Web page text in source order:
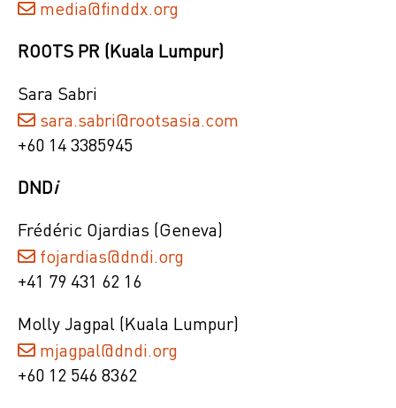
media@finddx.org
ROOTS PR (Kuala Lumpur)
Sara Sabri
sara.sabri@rootsasia.com
+60 14 3385945
DNDi
Frédéric Ojardias (Geneva)
fojardias@dndi.org
+41 79 431 62 16
Molly Jagpal (Kuala Lumpur)
mjagpal@dndi.org
+60 12 546 8362